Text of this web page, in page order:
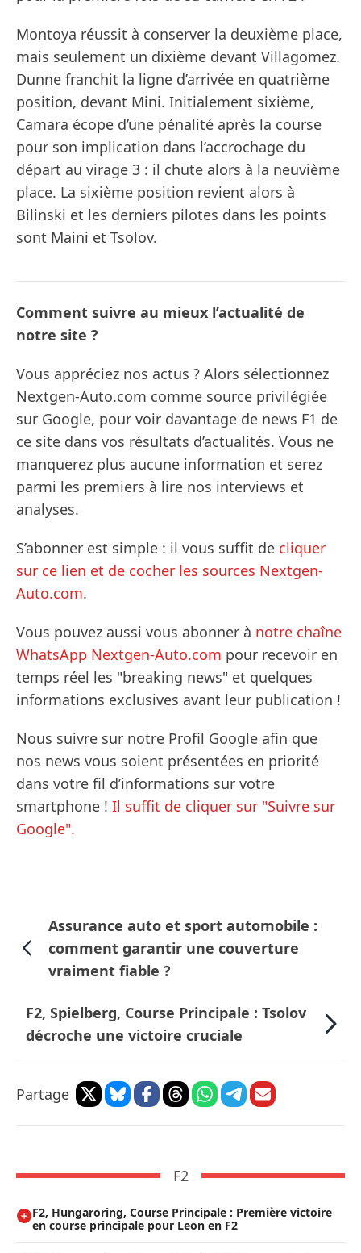
Montoya réussit à conserver la deuxième place,
mais seulement un dixième devant Villagomez.
Dunne franchit la ligne d’arrivée en quatrième
position, devant Mini. Initialement sixième,
Camara écope d’une pénalité après la course
pour son implication dans l’accrochage du
départ au virage 3 : il chute alors à la neuvième
place. La sixième position revient alors à
Bilinski et les derniers pilotes dans les points
sont Maini et Tsolov.
Comment suivre au mieux l’actualité de
notre site ?
Vous appréciez nos actus ? Alors sélectionnez
Nextgen-Auto.com comme source privilégiée
sur Google, pour voir davantage de news F1 de
ce site dans vos résultats d’actualités. Vous ne
manquerez plus aucune information et serez
parmi les premiers à lire nos interviews et
analyses.
S’abonner est simple : il vous suffit de cliquer
sur ce lien et de cocher les sources Nextgen-
Auto.com.
Vous pouvez aussi vous abonner à notre chaîne
WhatsApp Nextgen-Auto.com pour recevoir en
temps réel les "breaking news" et quelques
informations exclusives avant leur publication !
Nous suivre sur notre Profil Google afin que
nos news vous soient présentées en priorité
dans votre fil d’informations sur votre
smartphone ! Il suffit de cliquer sur "Suivre sur
Google".
Assurance auto et sport automobile :
comment garantir une couverture
vraiment fiable ?
F2, Spielberg, Course Principale : Tsolov
décroche une victoire cruciale
Partage
F2
F2, Hungaroring, Course Principale : Première victoire
en course principale pour Leon en F2